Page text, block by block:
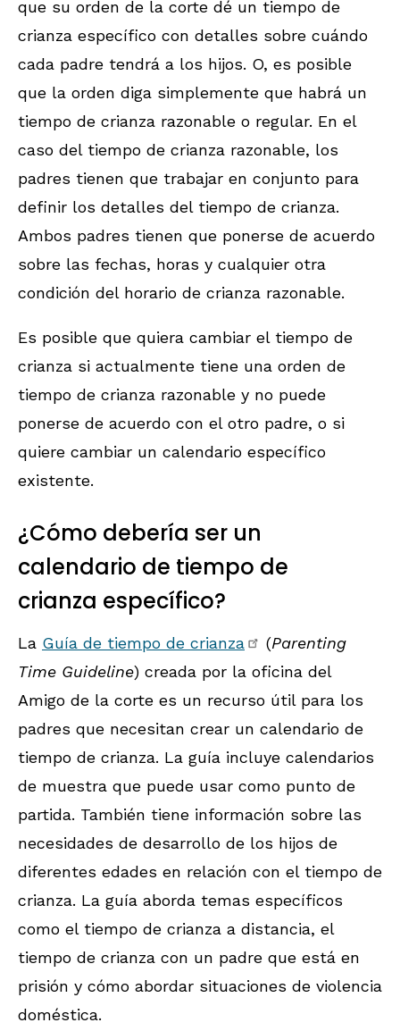
que su orden de la corte dé un tiempo de
crianza específico con detalles sobre cuándo
cada padre tendrá a los hijos. O, es posible
que la orden diga simplemente que habrá un
tiempo de crianza razonable o regular. En el
caso del tiempo de crianza razonable, los
padres tienen que trabajar en conjunto para
definir los detalles del tiempo de crianza.
Ambos padres tienen que ponerse de acuerdo
sobre las fechas, horas y cualquier otra
condición del horario de crianza razonable.
Es posible que quiera cambiar el tiempo de
crianza si actualmente tiene una orden de
tiempo de crianza razonable y no puede
ponerse de acuerdo con el otro padre, o si
quiere cambiar un calendario específico
existente.
¿Cómo debería ser un
calendario de tiempo de
crianza específico?
La Guía de tiempo de crianza (Parenting
Time Guideline) creada por la oficina del
Amigo de la corte es un recurso útil para los
padres que necesitan crear un calendario de
tiempo de crianza. La guía incluye calendarios
de muestra que puede usar como punto de
partida. También tiene información sobre las
necesidades de desarrollo de los hijos de
diferentes edades en relación con el tiempo de
crianza. La guía aborda temas específicos
como el tiempo de crianza a distancia, el
tiempo de crianza con un padre que está en
prisión y cómo abordar situaciones de violencia
doméstica.